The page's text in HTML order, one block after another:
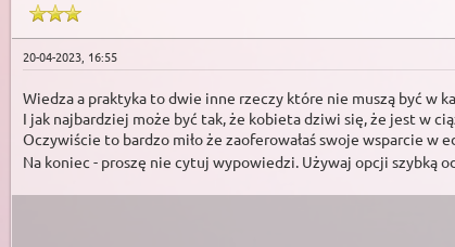
20-04-2023, 16:55
Wiedza a praktyka to dwie inne rzeczy które nie muszą być w
I jak najbardziej może być tak, że kobieta dziwi się, że jest w
Oczywiście to bardzo miło że zaoferowałaś swoje wsparcie
Na koniec - proszę nie cytuj wypowiedzi. Używaj opcji szybką